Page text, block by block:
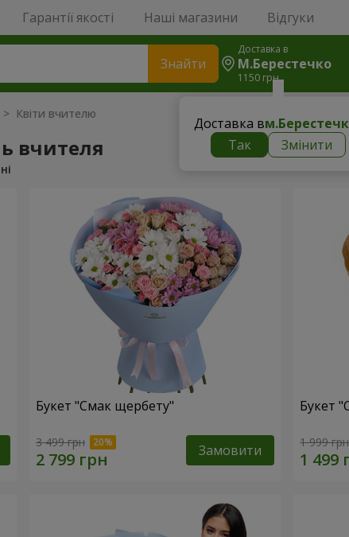
Гарантії якості Наші магазини Відгуки
Знайти
Доставка в
М.Берестечко
1150 грн
Доставка в
Так
Змінити
Квіти вчителю
вчителя
Букет "Смак щербету"
3 499 грн Замовити
Букет
1 999 грн